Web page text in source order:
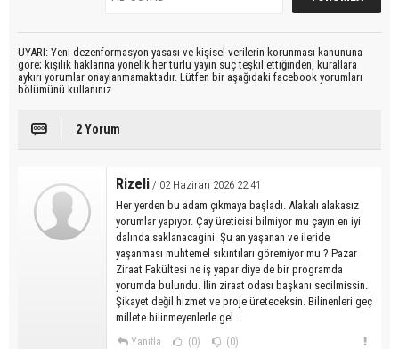
UYARI: Yeni dezenformasyon yasası ve kişisel verilerin korunması kanununa
göre; kişilik haklarına yönelik her türlü yayın suç teşkil ettiğinden, kurallara
aykırı yorumlar onaylanmamaktadır. Lütfen bir aşağıdaki facebook yorumları
bölümünü kullanınız
2 Yorum
Rizeli / 02 Haziran 2026 22:41
Her yerden bu adam çıkmaya başladı. Alakalı alakasız
yorumlar yapıyor. Çay üreticisi bilmiyor mu çayın en iyi
dalında saklanacagini. Şu an yaşanan ve ileride
yaşanması muhtemel sıkıntıları göremiyor mu ? Pazar
Ziraat Fakültesi ne iş yapar diye de bir programda
yorumda bulundu. İlin ziraat odası başkanı secilmissin.
Şikayet değil hizmet ve proje üreteceksin. Bilinenleri geç
millete bilinmeyenlerle gel ..
Yanıtla (0) (0)